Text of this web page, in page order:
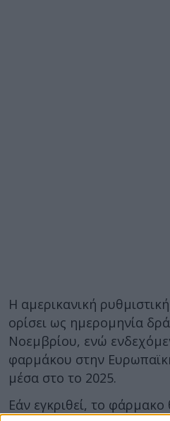
Η αμερικανική
ορίσει ως ημερομηνία
Νοεμβρίου, ενώ
φαρμάκου στην
μέσα στο το 2025.
Εάν εγκριθεί, το φάρμακο